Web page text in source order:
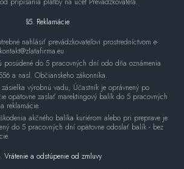
§5. Reklamácie
nahlásiť prevádzkovateľovi prostredníctvom e-
posúdené do 5 pracovných dní odo dňa oznámenia
a nasl. Občianskeho zákonníka.
výrobnú vadu, Účastník je oprávnený po
opätovne zaslať marektingový balík do 5 pracovných
reklamácie.
akčného balíka kuriérom alebo pri preprave je
do 5 pracovných dní opätovne odoslať balík - bez
Vrátenie a odstúpenie od zmluvy